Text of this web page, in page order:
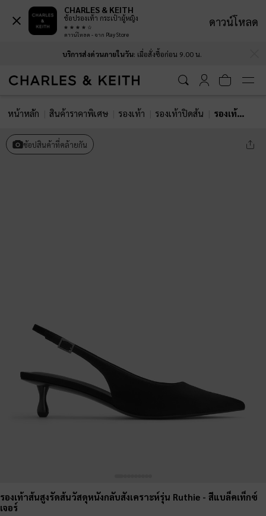
บริการส่งด่วนภายในวัน : เมื่อสั่งซื้อก่อน 9.00 น.
หน้าหลัก สินค้าราคาพิเศษ รองเท้า รองเท้าปิดส้น รองเท้าส้นสูงรัดส้นวัสดุหนังกลับสังเคราะห์รุ่น Ruthie
ช้อปสินค้าที่คล้ายกัน
รองเท้าส้นสูงรัดส้นวัสดุหนังกลับสังเคราะห์รุ่น Ruthie - สีแบล็คเท็กซ์
เจอร์
CHARLES & KEITH
ช้อปรองเท้า กระเป๋าผู้หญิง
ดาวน์โหลด - จาก Play Store
ดาวน์โหลด